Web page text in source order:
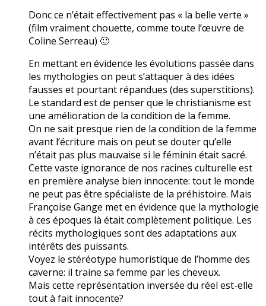
Donc ce n’était effectivement pas « la belle verte »
(film vraiment chouette, comme toute l’œuvre de
Coline Serreau) 🙂
En mettant en évidence les évolutions passée dans
les mythologies on peut s’attaquer à des idées
fausses et pourtant répandues (des superstitions).
Le standard est de penser que le christianisme est
une amélioration de la condition de la femme.
On ne sait presque rien de la condition de la femme
avant l’écriture mais on peut se douter qu’elle
n’était pas plus mauvaise si le féminin était sacré.
Cette vaste ignorance de nos racines culturelle est
en première analyse bien innocente: tout le monde
ne peut pas être spécialiste de la préhistoire. Mais
Françoise Gange met en évidence que la mythologie
à ces époques là était complètement politique. Les
récits mythologiques sont des adaptations aux
intérêts des puissants.
Voyez le stéréotype humoristique de l’homme des
caverne: il traine sa femme par les cheveux.
Mais cette représentation inversée du réel est-elle
tout à fait innocente?